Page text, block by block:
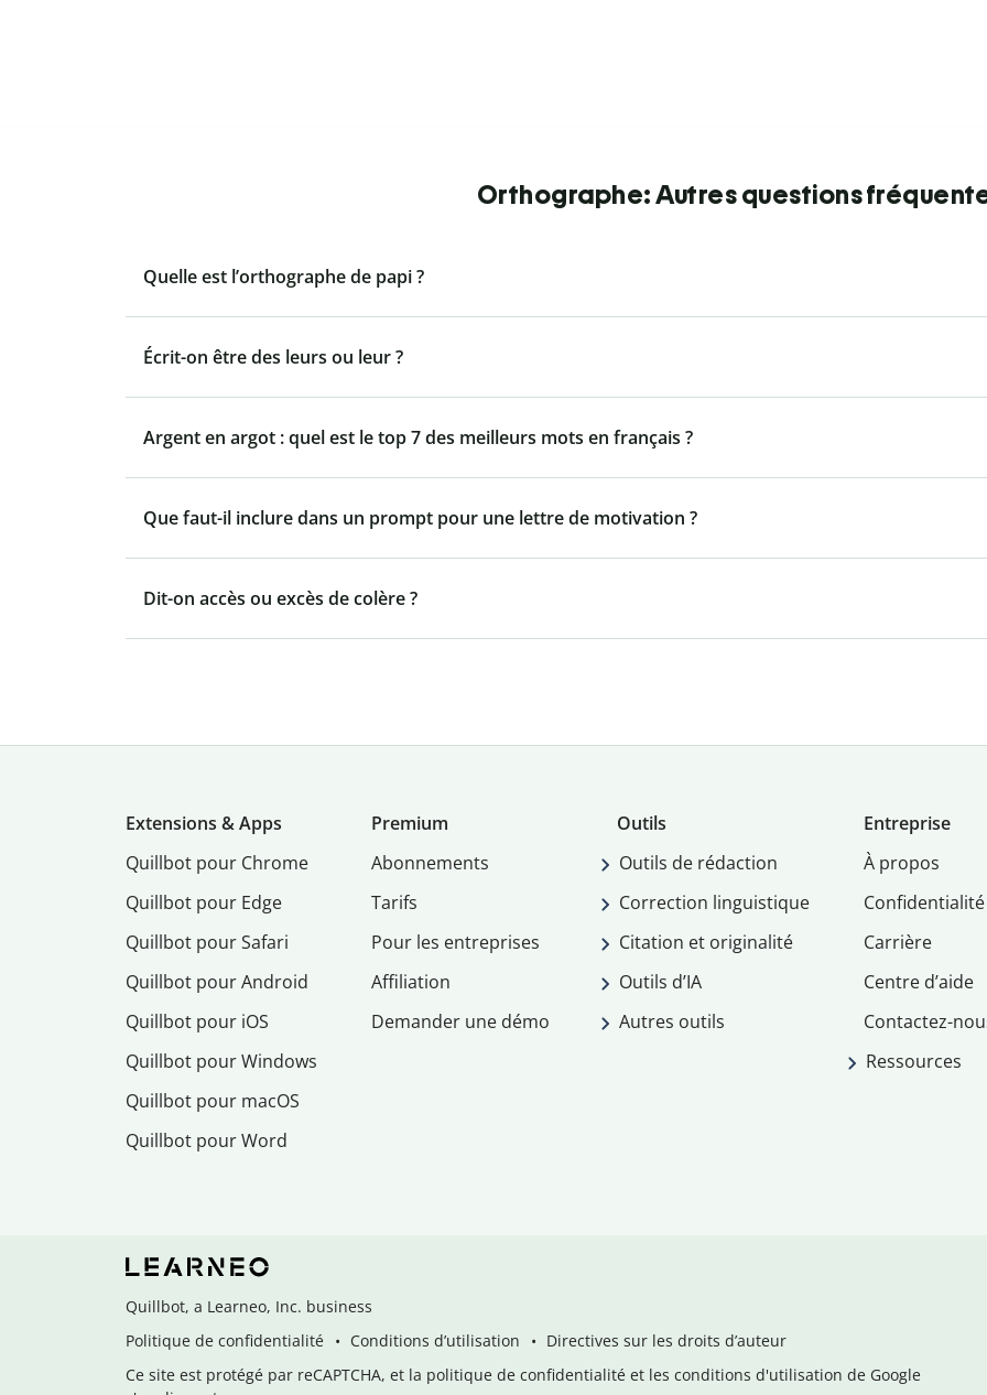
Orthographe: Autres questions
Quelle est l’orthographe de papi ?
Écrit-on être des leurs ou leur ?
Argent en argot : quel est le top 7 des meilleurs mots en français ?
Que faut-il inclure dans un prompt pour une lettre de motivation ?
Dit-on accès ou excès de colère ?
Extensions & Apps
Quillbot pour Chrome
Quillbot pour Edge
Quillbot pour Safari
Quillbot pour Android
Quillbot pour iOS
Quillbot pour Windows
Quillbot pour macOS
Quillbot pour Word
Premium
Abonnements
Tarifs
Pour les entreprises
Affiliation
Demander une démo
Outils
Outils de rédaction
Correction linguistique
Citation et originalité
Outils d’IA
Autres outils
Entreprise
À propos
Confidentialité
Carrière
Centre d’aide
Contactez-
Ressources
Quillbot, a Learneo, Inc. business
Politique de confidentialité
Conditions d’utilisation
Directives sur les droits d’auteur
Ce site est protégé par reCAPTCHA, et la politique de confidentialité et les conditions d'utilisation de Google